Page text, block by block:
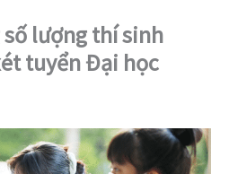
lượng thí sinh
tuyển Đại học